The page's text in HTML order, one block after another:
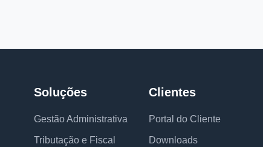
Soluções
Gestão Administrativa
Tributação e Fiscal
Clientes
Portal do Cliente
Downloads